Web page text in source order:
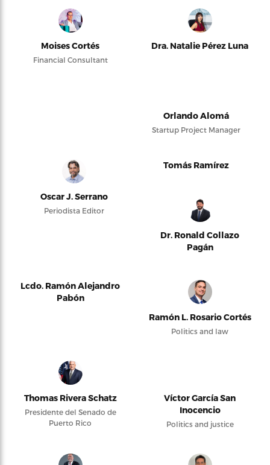
Moises Cortés
Financial Consultant
Dra. Natalie Pérez Luna
Orlando Alomá
Startup Project Manager
Oscar J. Serrano
Periodista Editor
Tomás Ramírez
Dr. Ronald Collazo
Pagán
Lcdo. Ramón Alejandro
Pabón
Ramón L. Rosario Cortés
Politics and law
Thomas Rivera Schatz
Presidente del Senado de
Puerto Rico
Víctor García San
Inocencio
Politics and justice